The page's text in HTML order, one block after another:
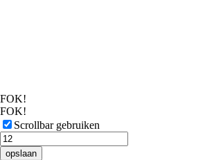
FOK!
FOK!
Scrollbar gebruiken
opslaan